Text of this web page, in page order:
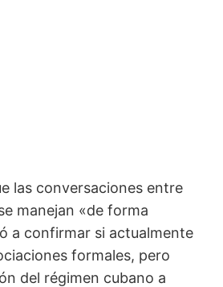
las conversaciones entre
manejan «de forma
a confirmar si actualmente
formales, pero
del régimen cubano a